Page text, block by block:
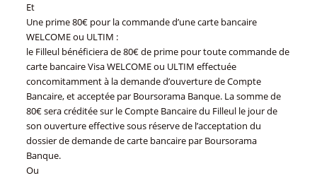
Et
Une prime 80€ pour la commande d’une carte bancaire
WELCOME ou ULTIM :
le Filleul bénéficiera de 80€ de prime pour toute commande de
carte bancaire Visa WELCOME ou ULTIM effectuée
concomitamment à la demande d’ouverture de Compte
Bancaire, et acceptée par Boursorama Banque. La somme de
80€ sera créditée sur le Compte Bancaire du Filleul le jour de
son ouverture effective sous réserve de l’acceptation du
dossier de demande de carte bancaire par Boursorama
Banque.
Ou